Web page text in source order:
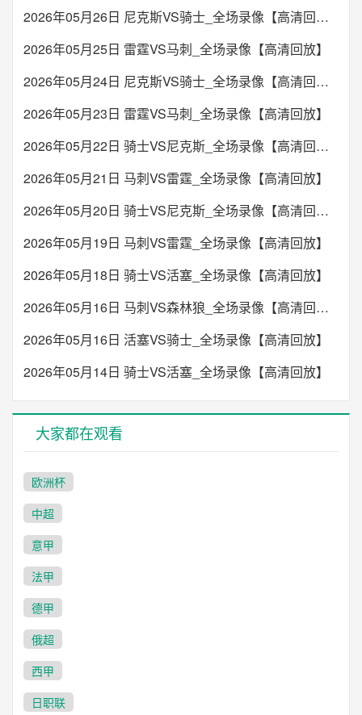
2026年05月26日 尼克斯VS骑士_全场录像【高清回放】
2026年05月25日 雷霆VS马刺_全场录像【高清回放】
2026年05月24日 尼克斯VS骑士_全场录像【高清回放】
2026年05月23日 雷霆VS马刺_全场录像【高清回放】
2026年05月22日 骑士VS尼克斯_全场录像【高清回放】
2026年05月21日 马刺VS雷霆_全场录像【高清回放】
2026年05月20日 骑士VS尼克斯_全场录像【高清回放】
2026年05月19日 马刺VS雷霆_全场录像【高清回放】
2026年05月18日 骑士VS活塞_全场录像【高清回放】
2026年05月16日 马刺VS森林狼_全场录像【高清回放】
2026年05月16日 活塞VS骑士_全场录像【高清回放】
2026年05月14日 骑士VS活塞_全场录像【高清回放】
大家都在观看
欧洲杯
中超
意甲
法甲
德甲
俄超
西甲
日职联